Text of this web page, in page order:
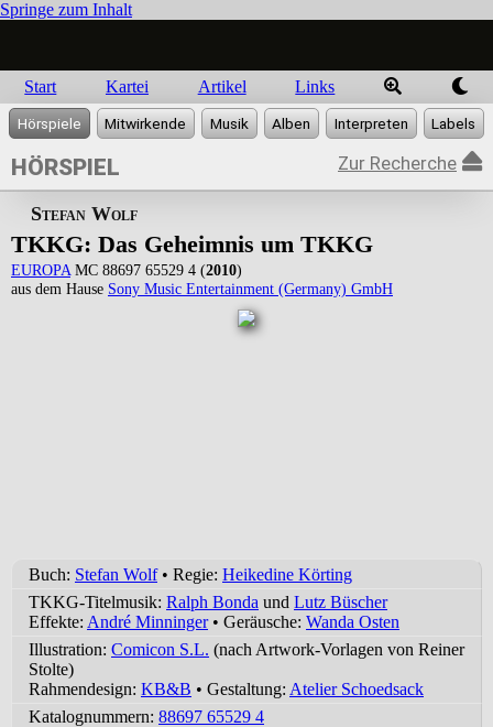
Springe zum Inhalt
Start Kartei Artikel Links
HÖRSPIEL Zur Recherche
Stefan Wolf
TKKG: Das Geheimnis um TKKG
EUROPA MC 88697 65529 4 (2010)
aus dem Hause Sony Music Entertainment (Germany) GmbH
Buch: Stefan Wolf• Regie: Heikedine Körting
TKKG-Titelmusik: Ralph Bonda und Lutz Büscher
Effekte: André Minninger• Geräusche: Wanda Osten
Illustration: Comicon S.L. (nach Artwork-Vorlagen von Reiner
Stolte)
Rahmendesign: KB&B • Gestaltung: Atelier Schoedsack
Katalognummern: 88697 65529 4